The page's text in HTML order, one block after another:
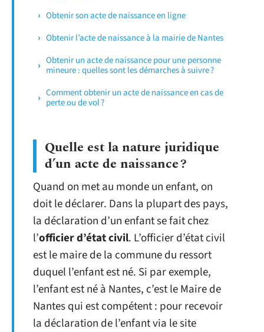
Obtenir son acte de naissance en ligne
Obtenir l’acte de naissance à la mairie de Nantes
Obtenir un acte de naissance pour une personne
mineure : quelles sont les démarches à suivre ?
Comment obtenir un acte de naissance en cas de
perte ou de vol ?
Quelle est la nature juridique
d’un acte de naissance ?
Quand on met au monde un enfant, on
doit le déclarer. Dans la plupart des pays,
la déclaration d’un enfant se fait chez
l’officier d’état civil. L’officier d’état civil
est le maire de la commune du ressort
duquel l’enfant est né. Si par exemple,
l’enfant est né à Nantes, c’est le Maire de
Nantes qui est compétent : pour recevoir
la déclaration de l’enfant via le site